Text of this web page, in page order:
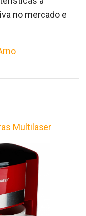
no mercado e
Multilaser